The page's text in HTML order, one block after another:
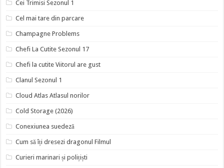
Cei Trimisi Sezonul 1
Cel mai tare din parcare
Champagne Problems
Chefi La Cutite Sezonul 17
Chefi la cutite Viitorul are gust
Clanul Sezonul 1
Cloud Atlas Atlasul norilor
Cold Storage (2026)
Conexiunea suedeză
Cum să îți dresezi dragonul Filmul
Curieri marinari și polițiști